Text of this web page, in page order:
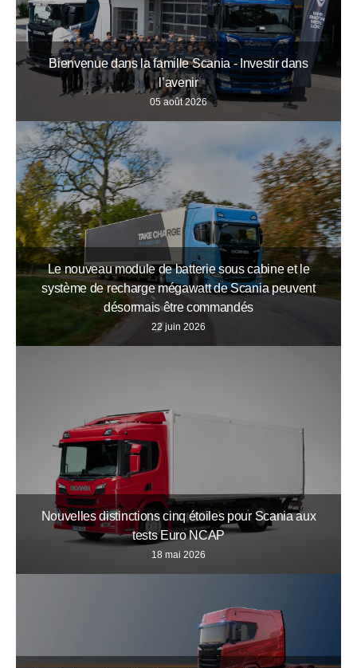
Bienvenue dans la famille Scania - Investir dans
l’avenir
05 août 2026
Le nouveau module de batterie sous cabine et le
système de recharge mégawatt de Scania peuvent
désormais être commandés
22 juin 2026
Nouvelles distinctions cinq étoiles pour Scania aux
tests Euro NCAP
18 mai 2026